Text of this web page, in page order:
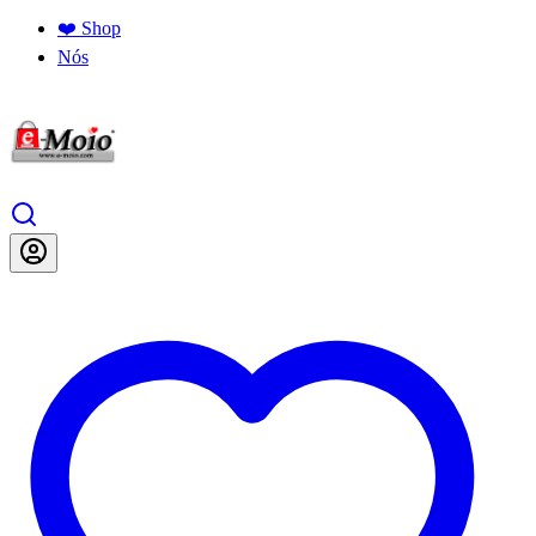
❤️ Shop
Nós